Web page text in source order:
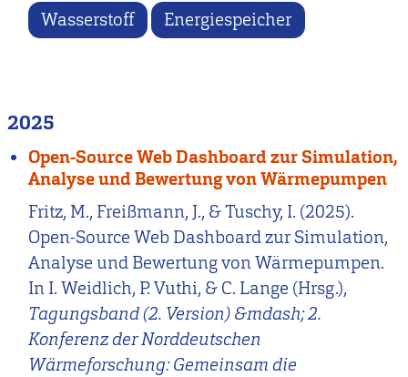
Wasserstoff Energiespeicher
2025
Open-Source Web Dashboard zur Simulation,
Analyse und Bewertung von Wärmepumpen
Fritz, M., Freißmann, J., & Tuschy, I. (2025).
Open-Source Web Dashboard zur Simulation,
Analyse und Bewertung von Wärmepumpen.
In I. Weidlich, P. Vuthi, & C. Lange (Hrsg.),
Tagungsband (2. Version) &mdash; 2.
Konferenz der Norddeutschen
Wärmeforschung: Gemeinsam die